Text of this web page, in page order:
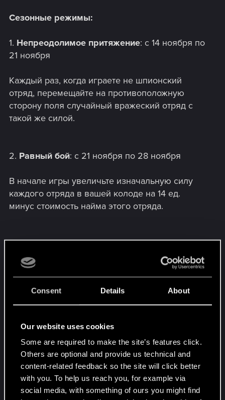
Consent Details About
Our website uses cookies
Some are required to make the site’s features click.
Others are optional and provide us technical and
content-related feedback so the site will click better
with you. To help us reach you, for example via
social media, with something of ours you might find
Сезонные режимы:
1. Непреодолимое притяжение: с 14 ноября по
21 ноября
Каждый раз, когда играете не шпионский
отряд, перемещайте на противоположную
сторону поля случайный вражеский отряд с
такой же силой.
2. Равный бой: с 21 ноября по 28 ноября
В начале игры увеличьте изначальную силу
каждого отряда в вашей колоде на 14 ед.
минус стоимость найма этого отряда.
3.Удаление: с 28 ноября по 5 декабря
Удалите колоды обоих игроков после фазы
удалите ее.
Медвежья услуга: с 5 декабря по 12
декабря
Ваша колода заменяется на 16 Старых
медведей с разной силой. Способности лидера
отключаются.